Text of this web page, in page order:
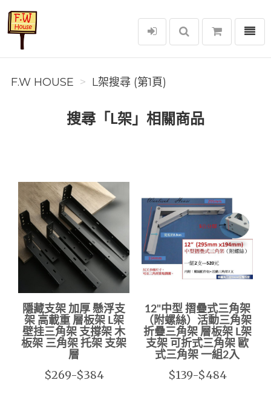
F.W House
選單
F.W HOUSE L架搜尋 (第1頁)
搜尋「L架」相關商品
隱藏支架 加厚 懸浮支
架 高載重 層板架 L架
壁挂三角架 支撐架 木
板架 三角架 托架 支架
層
$269-$384
12"中型 摺疊式三角架
（附螺絲）活動三角架
折疊三角架 層板架 L架
支架 可折式三角架 歐
式三角架 一組2入
$139-$484